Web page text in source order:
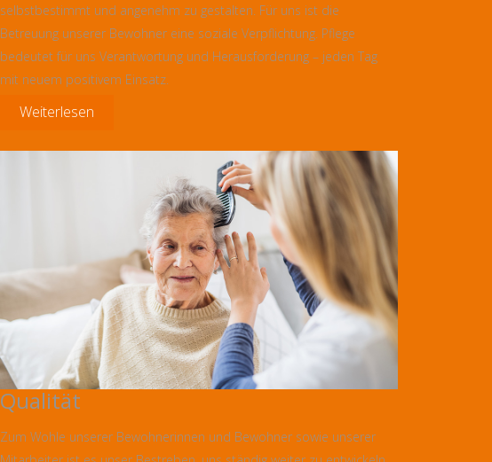
selbstbestimmt und angenehm zu gestalten. Für uns ist die
Betreuung unserer Bewohner eine soziale Verpflichtung. Pflege
bedeutet für uns Verantwortung und Herausforderung – jeden Tag
mit neuem positivem Einsatz.
Weiterlesen
Qualität
Zum Wohle unserer Bewohnerinnen und Bewohner sowie unserer